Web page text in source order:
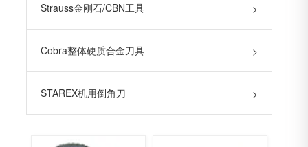
Strauss金刚石/CBN工具 >
Cobra整体硬质合金刀具 >
STAREX机用倒角刀 >